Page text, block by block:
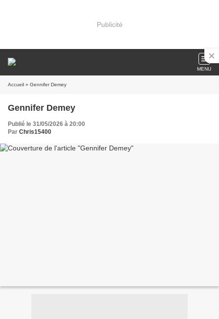
Publicité
MENU
Accueil » Gennifer Demey
Gennifer Demey
Publié le 31/05/2026 à 20:00
Par Chris15400